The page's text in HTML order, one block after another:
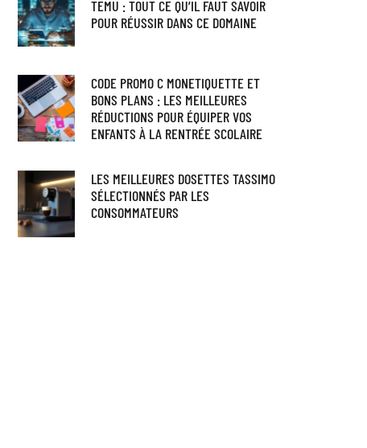
TEMU : TOUT CE QU’IL FAUT SAVOIR
POUR RÉUSSIR DANS CE DOMAINE
CODE PROMO C MONETIQUETTE ET
BONS PLANS : LES MEILLEURES
RÉDUCTIONS POUR ÉQUIPER VOS
ENFANTS À LA RENTRÉE SCOLAIRE
LES MEILLEURES DOSETTES TASSIMO
SÉLECTIONNÉS PAR LES
CONSOMMATEURS